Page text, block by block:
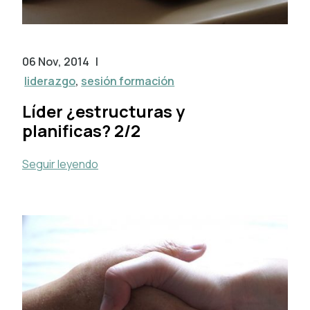
06 Nov, 2014 |
liderazgo, sesión formación
Líder ¿estructuras y
planificas? 2/2
Seguir leyendo